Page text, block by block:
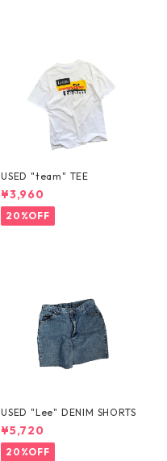
USED "team" TEE
¥3,960
20%OFF
USED "Lee" DENIM SHORTS
¥5,720
20%OFF